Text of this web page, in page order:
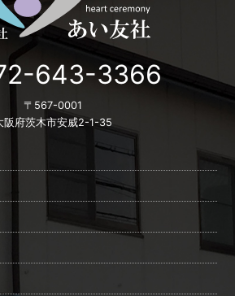
643-3366
〒567-0001
阪府茨木市安威2-1-35